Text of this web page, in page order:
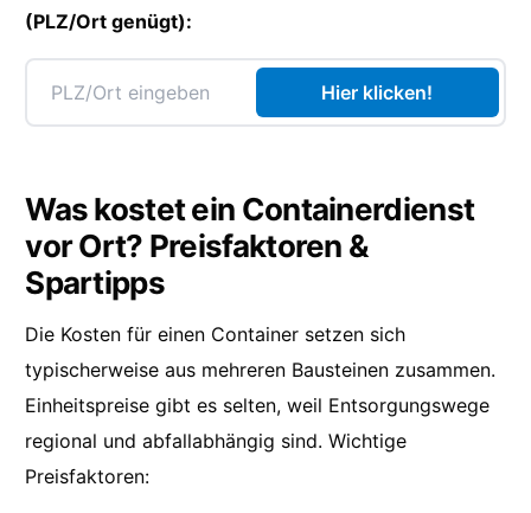
(PLZ/Ort genügt):
Hier klicken!
Was kostet ein Containerdienst
vor Ort? Preisfaktoren &
Spartipps
Die Kosten für einen Container setzen sich
typischerweise aus mehreren Bausteinen zusammen.
Einheitspreise gibt es selten, weil Entsorgungswege
regional und abfallabhängig sind. Wichtige
Preisfaktoren: